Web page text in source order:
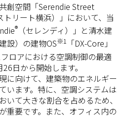
創空間「Serendie Street
リート横浜）」において、当
® （セレンディ）」と清水建
設）の建物OS※1 「DX-Core」
ロアにおける空調制御の最適
日から開始します。
に向けて、建築物のエネルギー
います。特に、空調システムは
いて大きな割合を占めるため、
重要です。また、オフィス内の